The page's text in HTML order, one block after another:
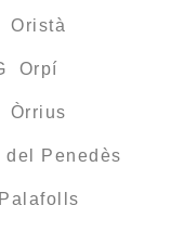
Oristà
Orpí
Òrrius
Penedès